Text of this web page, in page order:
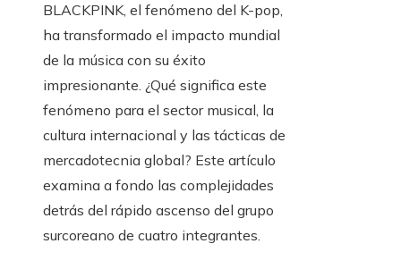
BLACKPINK, el fenómeno del K-pop,
ha transformado el impacto mundial
de la música con su éxito
impresionante. ¿Qué significa este
fenómeno para el sector musical, la
cultura internacional y las tácticas de
mercadotecnia global? Este artículo
examina a fondo las complejidades
detrás del rápido ascenso del grupo
surcoreano de cuatro integrantes.